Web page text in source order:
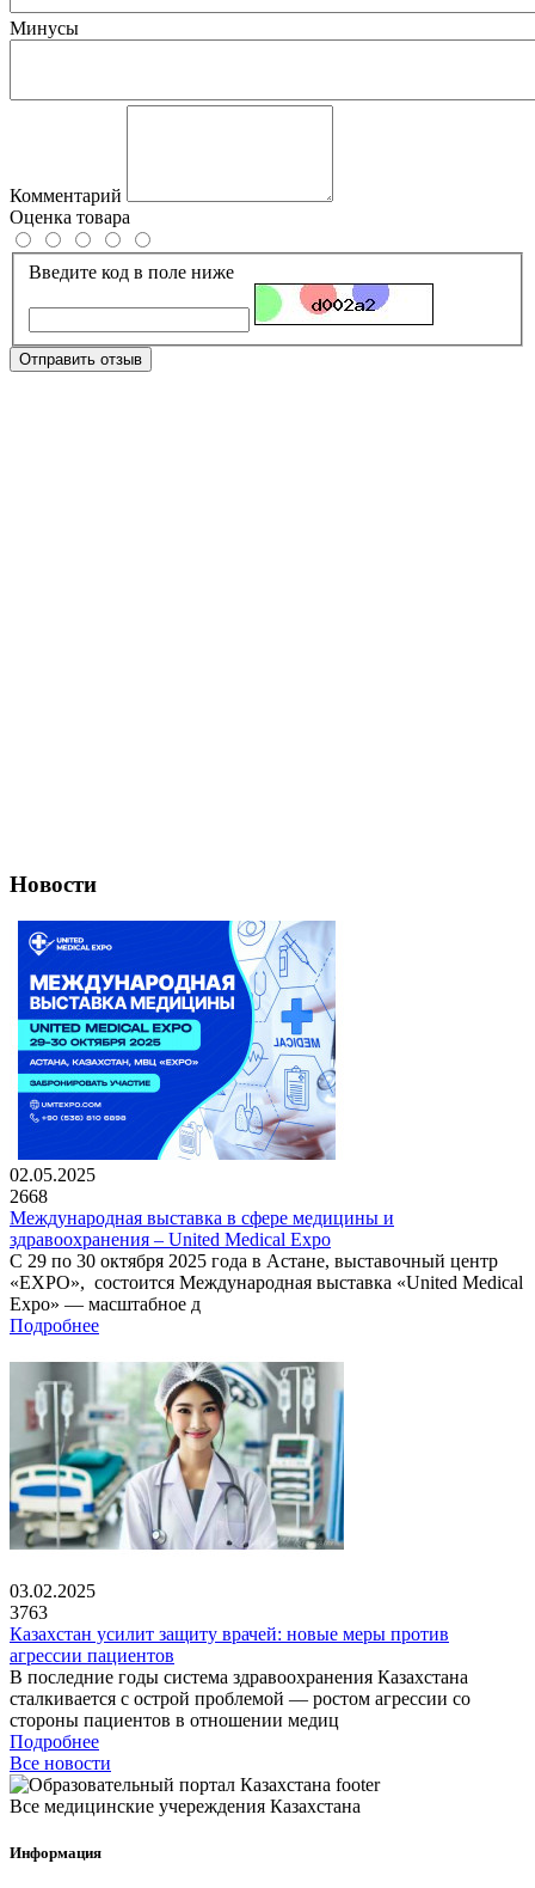
Минусы
Комментарий
Оценка товара
Введите код в поле ниже
Отправить отзыв
Новости
02.05.2025
2668
Международная выставка в сфере медицины и
здравоохранения – United Medical Expo
С 29 по 30 октября 2025 года в Астане, выставочный центр
«EXPO», состоится Международная выставка «United Medical
Expo» — масштабное д
Подробнее
03.02.2025
3763
Казахстан усилит защиту врачей: новые меры против
агрессии пациентов
В последние годы система здравоохранения Казахстана
сталкивается с острой проблемой — ростом агрессии со
стороны пациентов в отношении медиц
Подробнее
Все новости
Все медицинские учереждения Казахстана
Информация